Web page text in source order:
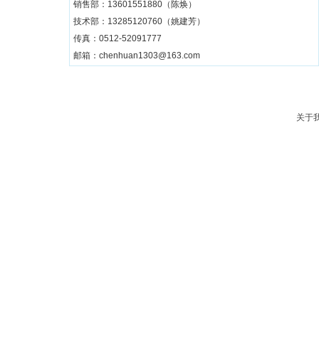
销售部：13601551880（陈焕）
技术部：13285120760（姚建芳）
传真：0512-52091777
邮箱：chenhuan1303@163.com
关于